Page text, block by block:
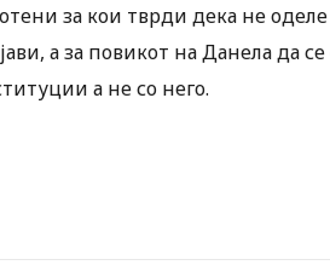
за кои тврди дека не оделе
а за повикот на Данела да
а не со него.